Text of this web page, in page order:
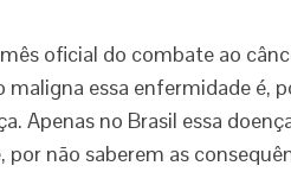
oficial do combate ao
essa enfermidade é,
Apenas no Brasil essa
não saberem as